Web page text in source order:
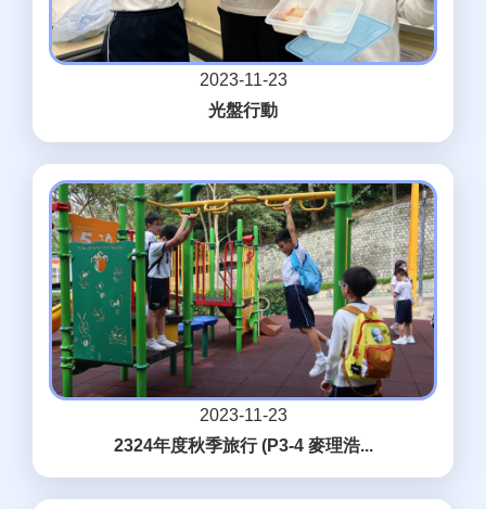
2023-11-23
光盤行動
2023-11-23
2324年度秋季旅行 (P3-4 麥理浩...